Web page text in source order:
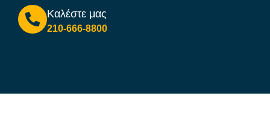
Καλέστε μας
210-666-8800